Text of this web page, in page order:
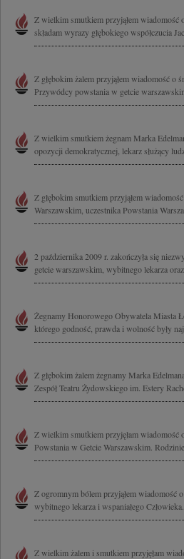
Z wielkim smutkiem przyjąłem wiadomość
składam wyrazy głębokiego współczucia
Z głębokim żalem przyjąłem wiadomość
Przywódcy powstania w getcie
Z wielkim smutkiem żegnam Marka
opozycji demokratycznej, lekarz służący
Z głębokim smutkiem przyjąłem
Warszawskim, uczestnika Powstania
2 października 2009 r. zakończyła się
getcie warszawskim, wybitnego lekarza
Żegnamy Honorowego Obywatela Miasta
którego godność, prawda i wolność były
Z głębokim żalem żegnamy Marka
Zespół Teatru Żydowskiego im. Estery
Z wielkim smutkiem przyjęłam
Powstania w Getcie Warszawskim.
Z ogromnym bólem przyjąłem wiadomość
wybitnego lekarza i wspaniałego
Z wielkim żalem i smutkiem przyjęłam